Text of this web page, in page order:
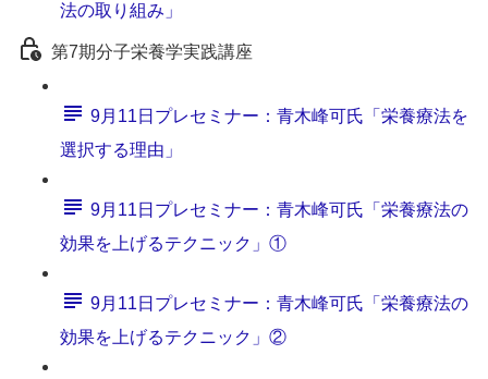
法の取り組み」
第7期分子栄養学実践講座
9月11日プレセミナー：青木峰可氏「栄養療法を
選択する理由」
9月11日プレセミナー：青木峰可氏「栄養療法の
効果を上げるテクニック」①
9月11日プレセミナー：青木峰可氏「栄養療法の
効果を上げるテクニック」②